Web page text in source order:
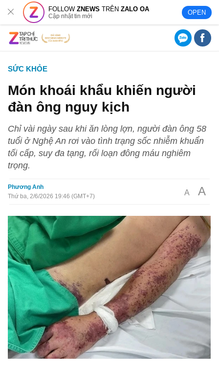
FOLLOWZNEWS TRÊNZALO OA
Cập nhật tin mới OPEN
SỨC KHỎE
Món khoái khẩu khiến người
đàn ông nguy kịch
Chỉ vài ngày sau khi ăn lòng lợn, người đàn ông 58
tuổi ở Nghệ An rơi vào tình trạng sốc nhiễm khuẩn
tối cấp, suy đa tạng, rối loạn đông máu nghiêm
trọng.
Phương Anh
Thứ ba, 2/6/2026 19:46 (GMT+7)
A A